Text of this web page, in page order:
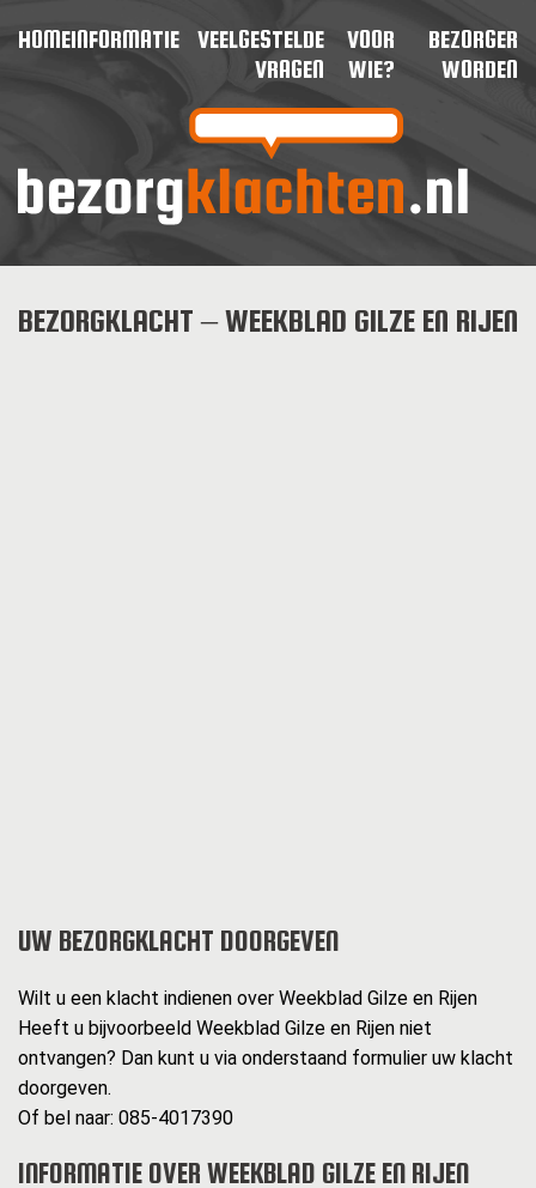
HOMEINFORMATIE
VEELGESTELDE
VRAGEN
VOOR
WIE?
BEZORGER
WORDEN
BEZORGKLACHT – WEEKBLAD GILZE EN RIJEN
UW BEZORGKLACHT DOORGEVEN
Wilt u een klacht indienen over Weekblad Gilze en Rijen
Heeft u bijvoorbeeld Weekblad Gilze en Rijen niet
ontvangen? Dan kunt u via onderstaand formulier uw klacht
doorgeven.
Of bel naar: 085-4017390
INFORMATIE OVER WEEKBLAD GILZE EN RIJEN